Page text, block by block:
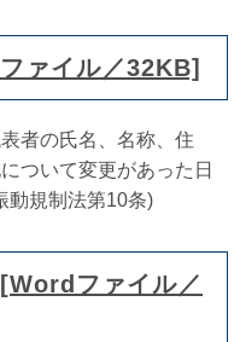
ァイル／32KB]
者の氏名、名称、住
ついて変更があった日
動規制法第10条)
ファイル／